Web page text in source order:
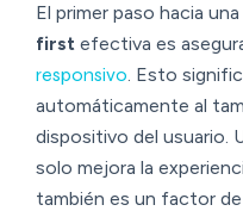
El primer paso hacia
first efectiva es
responsivo. Esto
automáticamente al
dispositivo del usuario.
solo mejora la
también es un factor